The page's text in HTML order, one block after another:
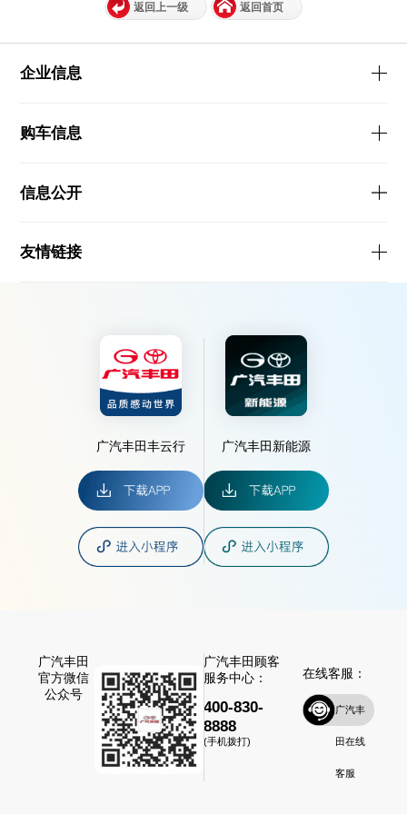
返回上一级 返回首页
企业信息
购车信息
信息公开
友情链接
广汽丰田丰云行 广汽丰田新能源
广汽丰田
官方微信
公众号
广汽丰田顾客
服务中心：
400-830-
8888
(手机拨打)
在线客服：
广汽丰
田在线
客服